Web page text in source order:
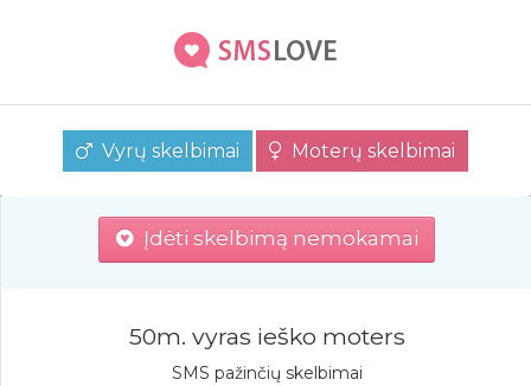
Vyrų skelbimai Moterų skelbimai
Įdėti skelbimą nemokamai
50m. vyras ieško moters
SMS pažinčių skelbimai